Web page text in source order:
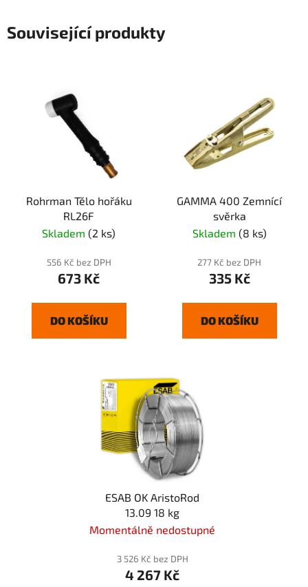
Související produkty
Rohrman Tělo hořáku
RL26F
Skladem (2 ks)
556 Kč bez DPH
673 Kč
DO KOŠÍKU
GAMMA 400 Zemnící
svěrka
Skladem (8 ks)
277 Kč bez DPH
335 Kč
DO KOŠÍKU
ESAB OK AristoRod
13.09 18 kg
Momentálně nedostupné
3 526 Kč bez DPH
4 267 Kč